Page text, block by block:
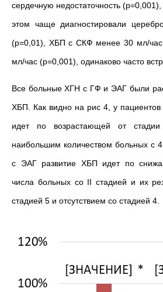
сердечную недостаточность
этом чаще диагностировали
(р=0,01), ХБП с СКФ менее 30 мл/
мл/час (р=0,001), одинаково часто
Все больные ХГН с ГФ и ЭАГ были
ХБП. Как видно на рис 4, у
идет по возрастающей от
наибольшим количеством больных с
с ЭАГ развитие ХБП идет по
числа больных со II стадией и их
стадией 5 и отсутствием со стадией 4.